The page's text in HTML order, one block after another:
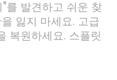
를 발견하고 쉬운 찾
잃지 마세요. 고급
복원하세요. 스플릿